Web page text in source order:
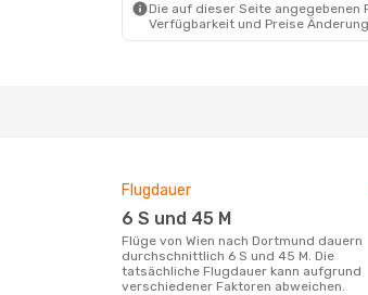
Die auf dieser Seite
Verfügbarkeit und Preise
Flugdauer
6 S und 45 M
Flüge von Wien nach Dortmund dauern
durchschnittlich 6 S und 45 M. Die
tatsächliche Flugdauer kann aufgrund
verschiedener Faktoren abweichen.